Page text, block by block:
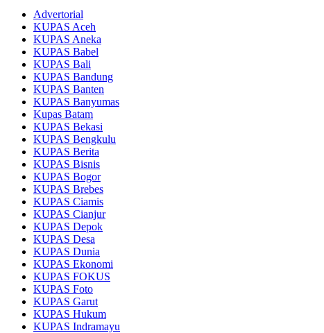
Advertorial
KUPAS Aceh
KUPAS Aneka
KUPAS Babel
KUPAS Bali
KUPAS Bandung
KUPAS Banten
KUPAS Banyumas
Kupas Batam
KUPAS Bekasi
KUPAS Bengkulu
KUPAS Berita
KUPAS Bisnis
KUPAS Bogor
KUPAS Brebes
KUPAS Ciamis
KUPAS Cianjur
KUPAS Depok
KUPAS Desa
KUPAS Dunia
KUPAS Ekonomi
KUPAS FOKUS
KUPAS Foto
KUPAS Garut
KUPAS Hukum
KUPAS Indramayu